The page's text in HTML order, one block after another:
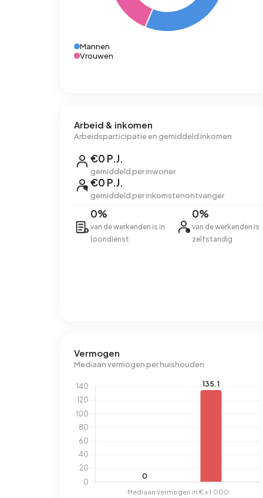
Mannen
Vrouwen
Arbeid & inkomen
Arbeidsparticipatie en gemiddeld inkomen
€0 P.J.
gemiddeld per inwoner
€0 P.J.
gemiddeld per inkomstenontvanger
0%
van de werkenden is in
loondienst
0%
van de werkenden is
zelfstandig
Vermogen
Mediaan vermogen per huishouden